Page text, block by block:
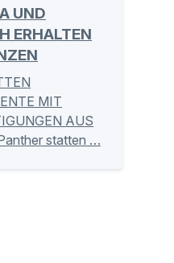
UND
ERHALTEN
MIT
AUS
statten …